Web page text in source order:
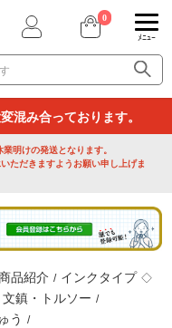
混み合っております。
明けの発送となります。
ただきますようお願い申し上げま
品紹介 / インクタイプ ◇
鎮・トルソー /
う /
0
ﾒﾆｭｰ